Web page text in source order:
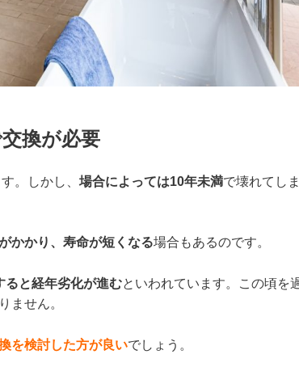
換が必要
。しかし、 場合によっては10年未満で壊れてし
かかり、寿命が短くなる場合もあるのです。
ると経年劣化が進むといわれています。この頃を
ません。
を検討した方が良いでしょう。